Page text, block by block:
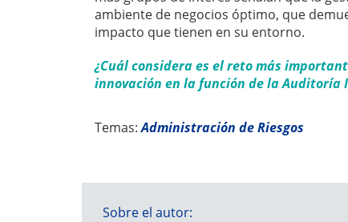
ambiente de negocios óptimo, que
impacto que tienen en su entorno.
¿Cuál considera es el reto más
innovación en la función de la Auditoría
Temas:Administración de Riesgos
Sobre el autor: